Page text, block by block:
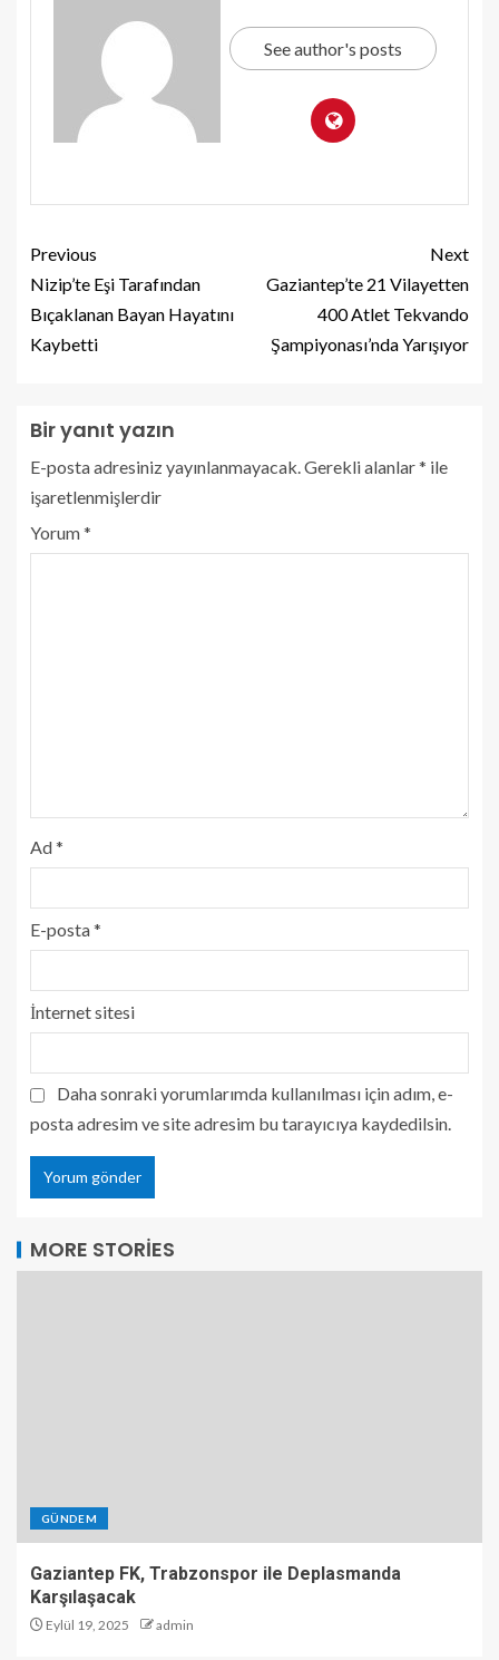
See author's posts
Previous
Nizip’te Eşi Tarafından
Bıçaklanan Bayan Hayatını
Kaybetti
Next
Gaziantep’te 21 Vilayetten
400 Atlet Tekvando
Şampiyonası’nda Yarışıyor
Bir yanıt yazın
E-posta adresiniz yayınlanmayacak.Gerekli alanlar* ile
işaretlenmişlerdir
Yorum*
Ad*
E-posta*
İnternet sitesi
Daha sonraki yorumlarımda kullanılması için adım, e-
posta adresim ve site adresim bu tarayıcıya kaydedilsin.
MORE STORIES
GÜNDEM
Gaziantep FK, Trabzonspor ile Deplasmanda
Karşılaşacak
Eylül 19, 2025 admin